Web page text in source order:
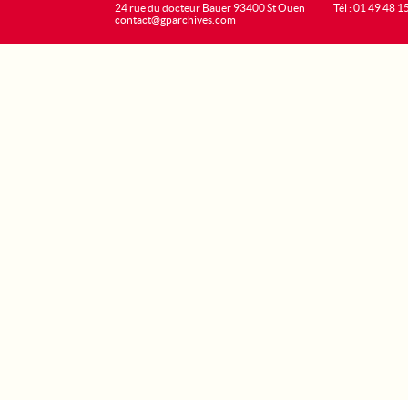
24 rue du docteur Bauer 93400 St Ouen
contact@gparchives.com
Tél : 01 49 48